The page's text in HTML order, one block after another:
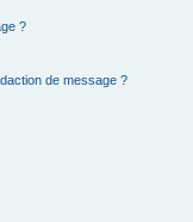
?
de message ?